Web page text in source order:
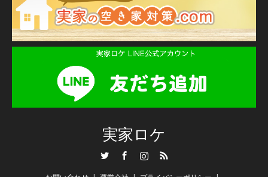
実家ロケ
InstagramRSS